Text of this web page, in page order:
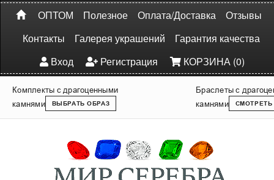
ОПТОМ Полезное Оплата/Доставка
Отзывы
Контакты
Галерея украшений
Гарантия качества
Вход
Регистрация КОРЗИНА (0)
Комплекты с драгоценными
камнями
ВЫБРАТЬ ОБРАЗ
Браслеты с
камнями
СМОТРЕТЬ